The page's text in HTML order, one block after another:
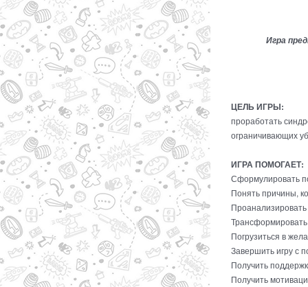
Игра
ЦЕЛЬ ИГРЫ:
проработать
ограничивающих
ИГРА ПОМОГАЕТ:
Сформулировать
Понять причины,
Погрузиться в
Завершить игру с
Получить
Получить